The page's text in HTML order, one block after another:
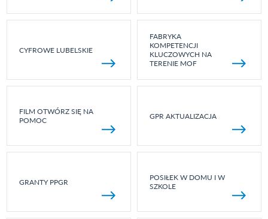
CYFROWE LUBELSKIE
FABRYKA
KOMPETENCJI
KLUCZOWYCH NA
TERENIE MOF
FILM OTWÓRZ SIĘ NA
POMOC
GPR AKTUALIZACJA
GRANTY PPGR
POSIŁEK W DOMU I W
SZKOLE